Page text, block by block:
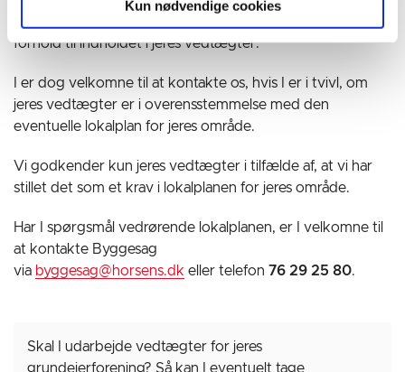
Kun nødvendige cookies
forhold til indholdet i jeres vedtægter.
I er dog velkomne til at kontakte os, hvis I er i tvivl, om
jeres vedtægter er i overensstemmelse med den
eventuelle lokalplan for jeres område.
Vi godkender kun jeres vedtægter i tilfælde af, at vi har
stillet det som et krav i lokalplanen for jeres område.
Har I spørgsmål vedrørende lokalplanen, er I velkomne til
at kontakte Byggesag
via byggesag@horsens.dk eller telefon 76 29 25 80.
Skal I udarbejde vedtægter for jeres
grundejerforening? Så kan I eventuelt tage